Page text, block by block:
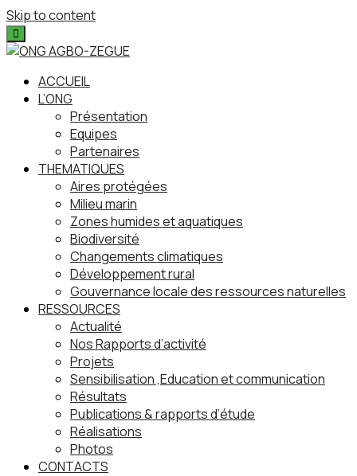
Skip to content
ACCUEIL
L’ONG
Présentation
Equipes
Partenaires
THEMATIQUES
Aires protégées
Milieu marin
Zones humides et aquatiques
Biodiversité
Changements climatiques
Développement rural
Gouvernance locale des ressources naturelles
RESSOURCES
Actualité
Nos Rapports d’activité
Projets
Sensibilisation ,Education et communication
Résultats
Publications & rapports d’étude
Réalisations
Photos
CONTACTS